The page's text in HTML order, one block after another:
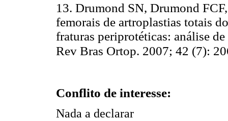
13. Drumond SN, Drumond
femorais de artroplastias totais
fraturas periprotéticas: análise
Rev Bras Ortop. 2007; 42 (7):
Conflito de interesse:
Nada a declarar